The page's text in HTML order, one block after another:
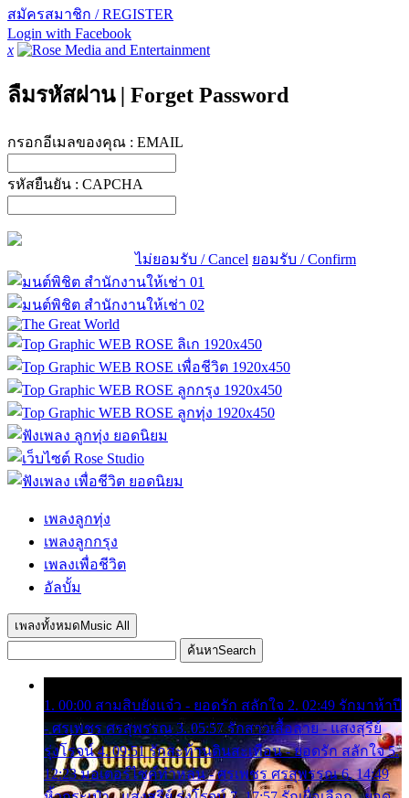
สมัครสมาชิก / REGISTER
Login with Facebook
x
ลืมรหัสผ่าน | Forget Password
กรอกอีเมลของคุณ : EMAIL
รหัสยืนยัน : CAPCHA
ไม่ยอมรับ / Cancel ยอมรับ / Confirm
เพลงลูกทุ่ง
เพลงลูกกรุง
เพลงเพื่อชีวิต
อัลบั้ม
เพลงทั้งหมด Music All
ค้นหาSearch
1. 00:00 สามสิบยังแจ๋ว - ยอดรัก สลักใจ 2. 02:49 รักมาห้าปี
- ศรเพชร ศรสุพรรณ 3. 05:57 รักสาวเสื้อลาย - แสงสุรีย์
รุ่งโรจน์ 4. 09:51 รักสะท้านดินสะเทือน - ยอดรัก สลักใจ 5.
12:23 มอเตอร์ไซค์ทำหล่น - ศรเพชร ศรสุพรรณ 6. 14:49